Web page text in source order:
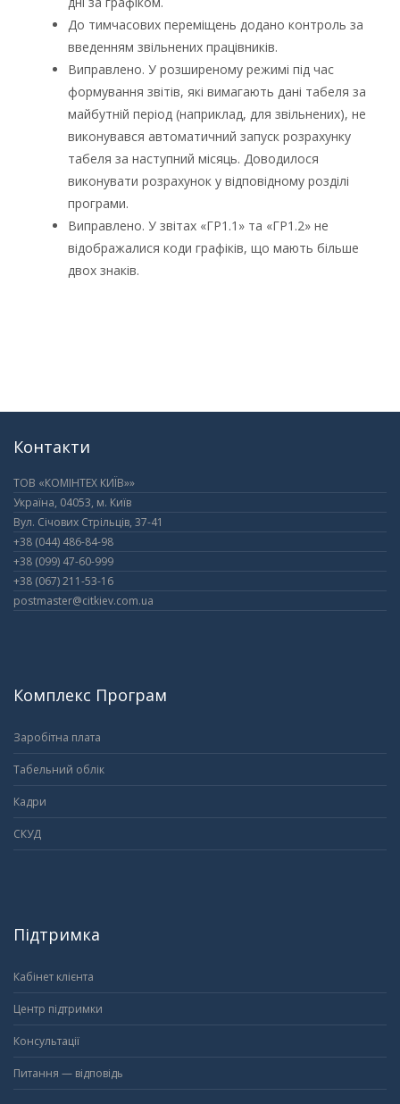
До тимчасових переміщень додано контроль за
введенням звільнених працівників.
Виправлено. У розширеному режимі під час
формування звітів, які вимагають дані табеля за
майбутній період (наприклад, для звільнених), не
виконувався автоматичний запуск розрахунку
табеля за наступний місяць. Доводилося
виконувати розрахунок у відповідному розділі
програми.
Виправлено. У звітах «ГР1.1» та «ГР1.2» не
відображалися коди графіків, що мають більше
двох знаків.
Контакти
ТОВ «КОМІНТЕХ КИЇВ»»
Україна, 04053, м. Київ
Вул. Січових Стрільців, 37-41
+38 (044) 486-84-98
+38 (099) 47-60-999
+38 (067) 211-53-16
postmaster@citkiev.com.ua
Комплекс Програм
Заробітна плата
Табельний облік
Кадри
СКУД
Підтримка
Кабінет клієнта
Центр підтримки
Консультації
Питання — відповідь